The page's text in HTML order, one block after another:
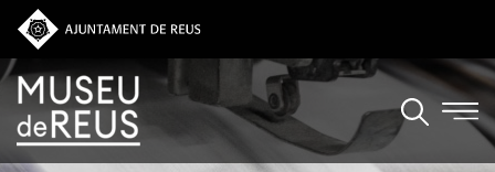
Vés al contingut